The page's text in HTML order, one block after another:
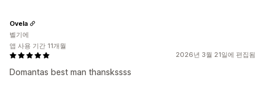
2026년 3월 21일에 편집됨
Domantas best man thanskssss
Ovela
벨기에
앱 사용 기간 11개월